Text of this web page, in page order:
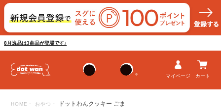
8月逸品は3商品が登場です♪
マイページ カート
HOME おやつ ドットわんクッキー ごま